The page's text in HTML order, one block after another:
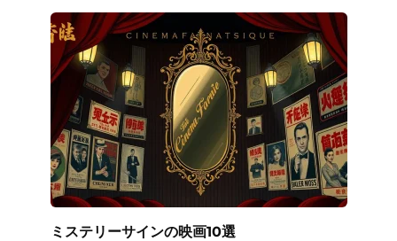
ミステリーサインの映画10選